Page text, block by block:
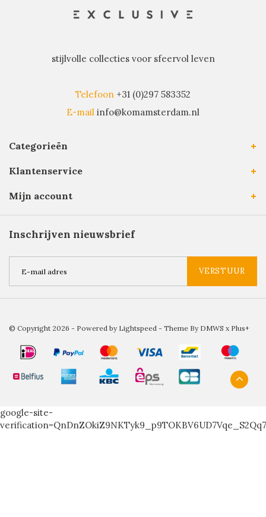
stijlvolle collecties voor sfeervol leven
Telefoon +31 (0)297 583352
E-mail info@komamsterdam.nl
Categorieën
Klantenservice
Mijn account
Inschrijven nieuwsbrief
VERSTUUR
© Copyright 2026 - Powered by Lightspeed - Theme By DMWS x Plus+
google-site-